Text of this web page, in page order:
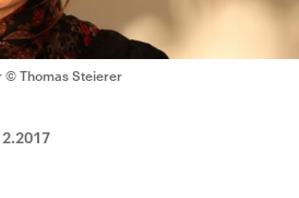
© Thomas Steierer